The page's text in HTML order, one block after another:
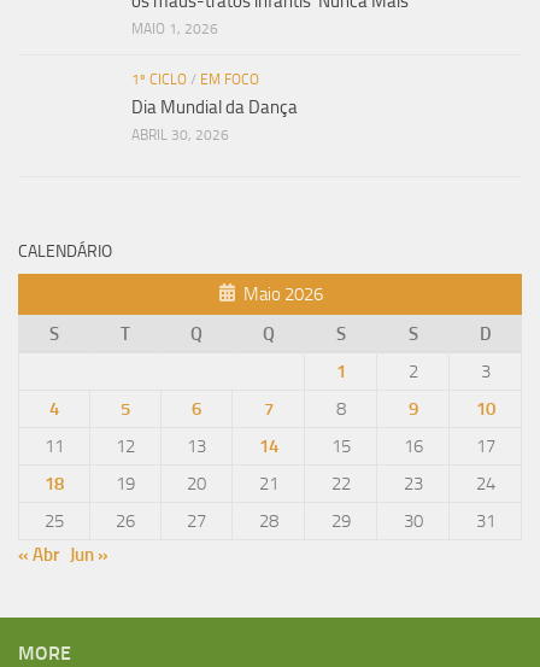
MAIO 1, 2026
1º CICLO / EM FOCO
Dia Mundial da Dança
ABRIL 30, 2026
CALENDÁRIO
Maio 2026
S
T Q Q S S
D
1
2
3
4
5 6 7 8 9
10
11
12 13 14 15 16
17
18
19 20 21 22 23
24
25
26 27 28 29 30
31
« Abr Jun »
MORE